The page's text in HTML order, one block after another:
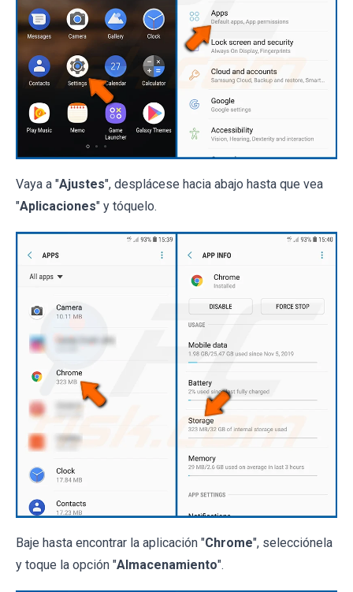
Vaya a "Ajustes", desplácese hacia abajo hasta que vea
"Aplicaciones" y tóquelo.
Baje hasta encontrar la aplicación "Chrome", selecciónela
y toque la opción "Almacenamiento".